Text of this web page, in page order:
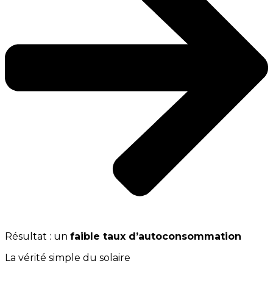
Résultat : un faible taux d’autoconsommation
La vérité simple du solaire